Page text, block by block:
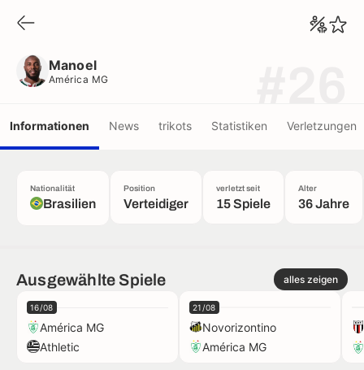
Manoel
América MG
Informationen News trikots Statistiken Verletzungen
Nationalität
Brasilien
Position
Verteidiger
verletzt seit
15 Spiele
Alter
36 Jahre
Ausgewählte Spiele alles zeigen
16/08
América MG
Athletic
21/08
Novorizontino
América MG